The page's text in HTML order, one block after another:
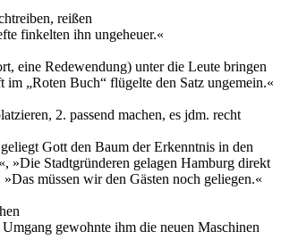
reißen
finkelten ihn ungeheuer.«
eine Redewendung) unter die Leute bringen
im „Roten Buch“ flügelte den Satz ungemein.«
2. passend machen, es jdm. recht
Gott den Baum der Erkenntnis in den
»Die Stadtgründeren gelagen Hamburg direkt
müssen wir den Gästen noch geliegen.«
gewohnte ihm die neuen Maschinen